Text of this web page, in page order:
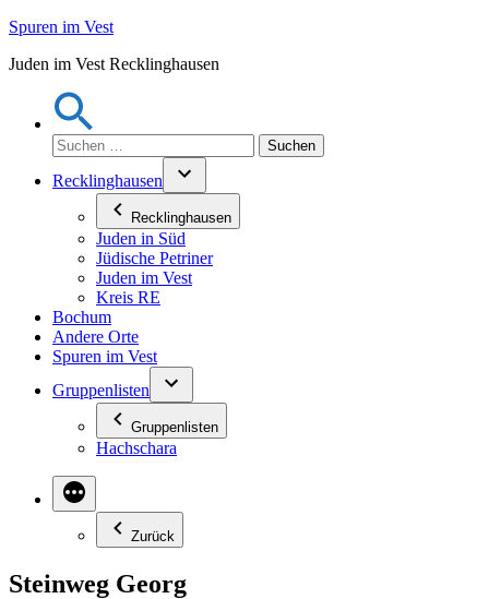
Zum
springen
Spuren im Vest
Juden im Vest Recklinghausen
Suchen
nach:
Recklinghausen
Recklinghausen
Juden in Süd
Jüdische Petriner
Juden im Vest
Kreis RE
Bochum
Andere Orte
Spuren im Vest
Gruppenlisten
Gruppenlisten
Hachschara
Zurück
Steinweg Georg